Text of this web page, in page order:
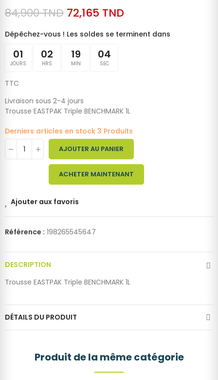
84,900 TND 72,165 TND
Dépêchez-vous ! Les soldes se terminent dans
01
JOURS
02
HRS
19
MIN
03
SEC
TTC
Livraison sous 2-4 jours
Trousse EASTPAK Triple BENCHMARK 1L
Derniers articles en stock 3 Produits
AJOUTER AU PANIER
ACHETER MAINTENANT
Ajouter aux favoris
Référence : 198265545647
DESCRIPTION
Trousse EASTPAK Triple BENCHMARK 1L
DÉTAILS DU PRODUIT
Produit de la même catégorie